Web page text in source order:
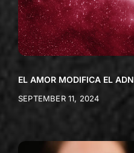
EL AMOR MODIFICA EL ADN
SEPTEMBER 11, 2024